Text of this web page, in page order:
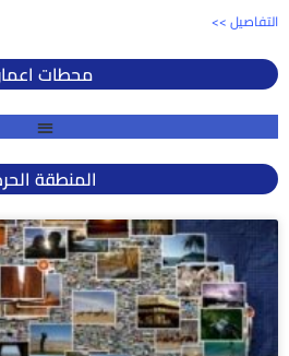
<< التفاصيل
محطات
المنطقة